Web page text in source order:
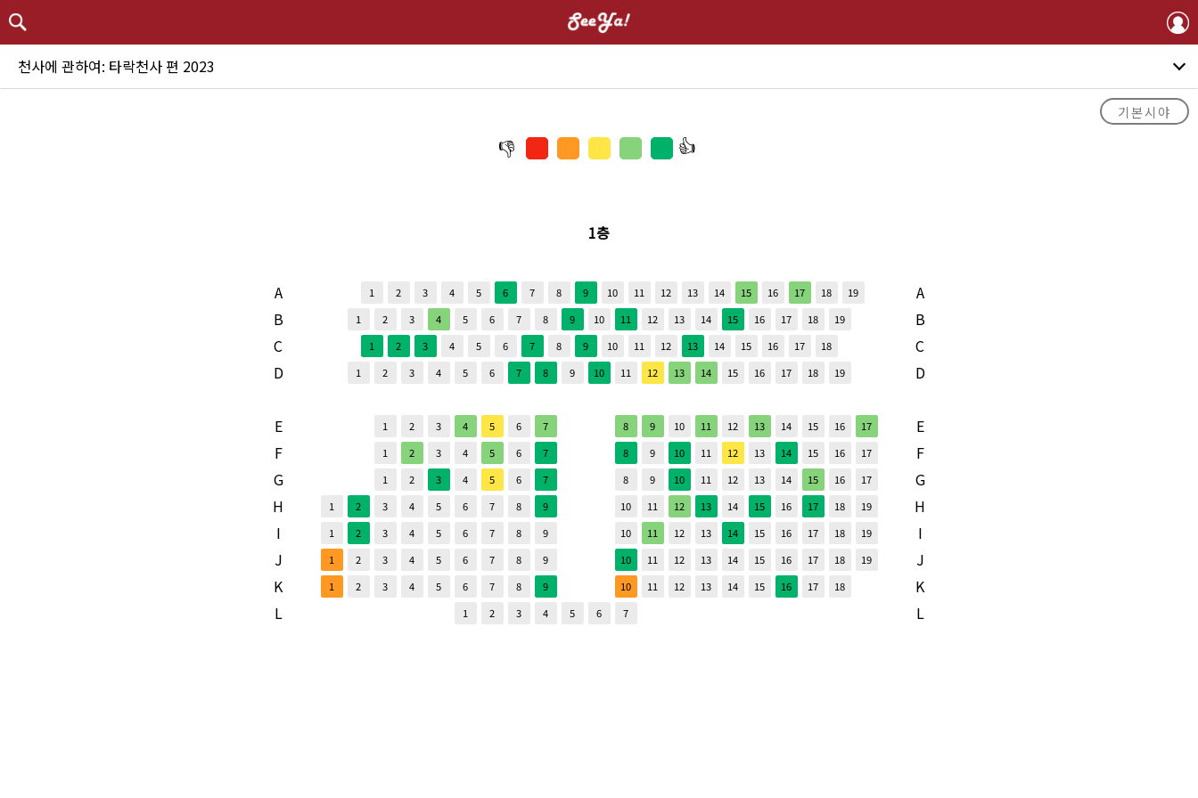
천사에 관하여: 타락천사 편 2023
기본시야
1층
A
B
C
D
E
F
G
H
I
J
K
L
1 2 3 4 5 6 7 8 9 10 11 12 13 14 15 16 17 18
19
1
2 3 4 5 6 7 8 9 10 11 12 13 14 15 16 17 18
19
1
2 3 4 5 6 7 8 9 10 11 12 13 14 15 16 17
18
1
2 3 4 5 6 7 8 9 10 11 12 13 14 15 16 17 18 19
1 2 3 4 5 6 7 8 9 10 11 12 13 14 15 16
17
1
2 3 4 5 6 7 8 9 10 11 12 13 14 15 16
17
1
2 3 4 5 6 7 8 9 10 11 12 13 14 15 16
17
1
2 3 4 5 6 7 8 9 10 11 12 13 14 15 16 17 18
19
1
2 3 4 5 6 7 8 9 10 11 12 13 14 15 16 17 18
19
1
2 3 4 5 6 7 8 9 10 11 12 13 14 15 16 17 18
19
1
2 3 4 5 6 7 8 9 10 11 12 13 14 15 16 17
18
1
2 3 4 5 6 7
A
B
C
D
E
F
G
H
I
J
K
L